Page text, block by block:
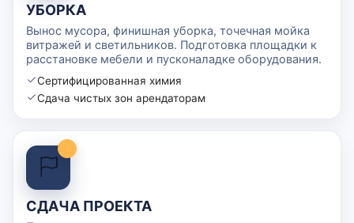
УБОРКА
Вынос мусора, финишная уборка, точечная мойка
витражей и светильников. Подготовка площадки к
расстановке мебели и пусконаладке оборудования.
Сертифицированная химия
Сдача чистых зон арендаторам
СДАЧА ПРОЕКТА